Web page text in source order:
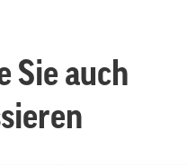
Sie auch